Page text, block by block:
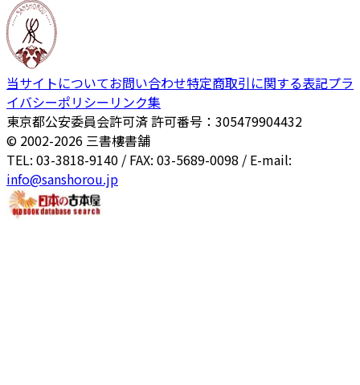
当サイトについてお問い合わせ特定商取引に関する表記プラ
イバシーポリシー リンク集
東京都公安委員会許可済 許可番号：305479904432
© 2002-2026 三書樓書舗
TEL: 03-3818-9140 / FAX: 03-5689-0098 / E-mail:
info@sanshorou.jp